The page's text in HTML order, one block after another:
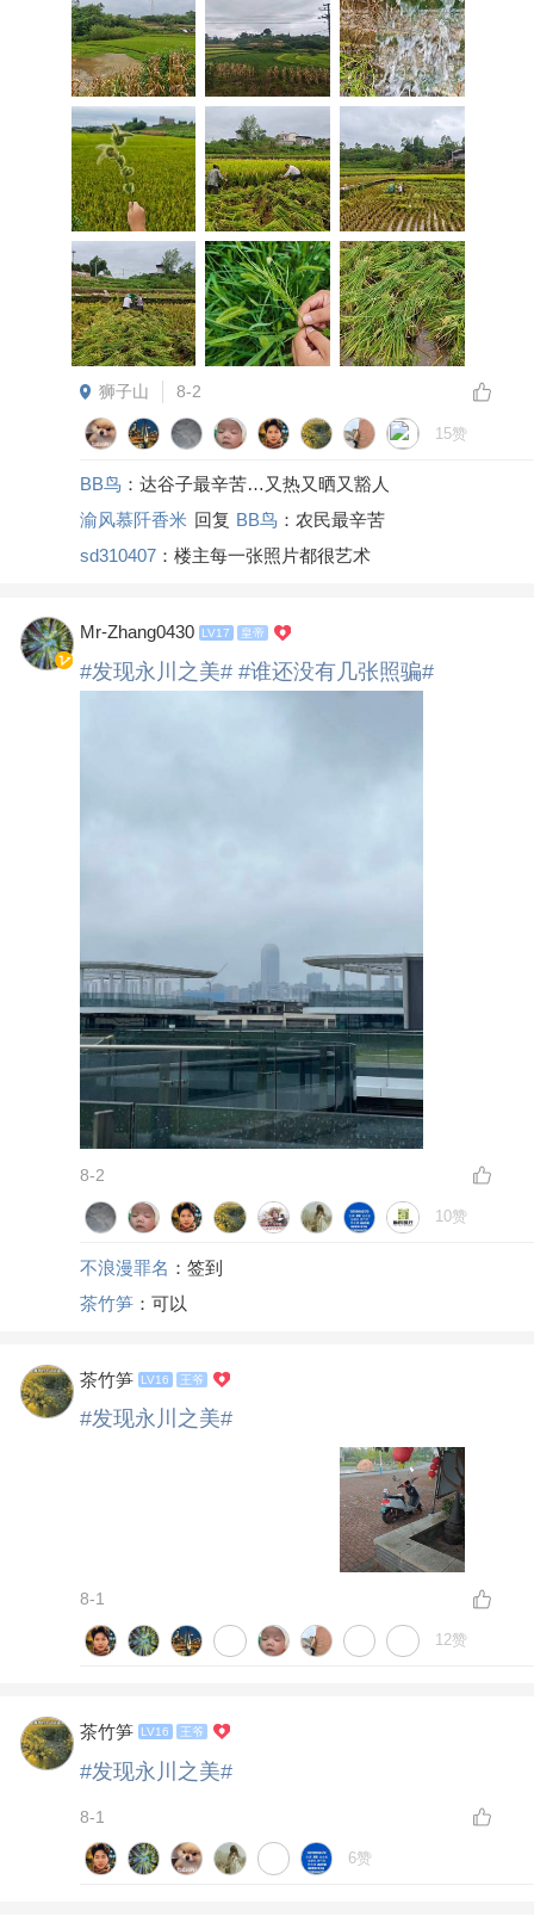
狮子山 8-2
15赞
BB鸟 ：达谷子最辛苦…又热又晒又豁人
渝风慕阡香米 回复 BB鸟 ：农民最辛苦
sd310407 ：楼主每一张照片都很艺术
Mr-Zhang0430 LV17 皇帝
#发现永川之美# #谁还没有几张照骗#
8-2
10赞
不浪漫罪名 ：签到
茶竹笋 ：可以
茶竹笋 LV16 王爷
#发现永川之美#
8-1
12赞
茶竹笋 LV16 王爷
#发现永川之美#